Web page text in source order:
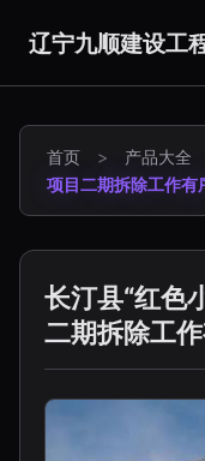
辽宁九顺建设工
首页 > 产品大全
项目二期拆除工作有
长汀县“红色
二期拆除工